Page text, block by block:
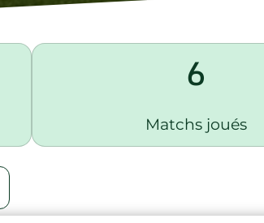
6
Matchs joués